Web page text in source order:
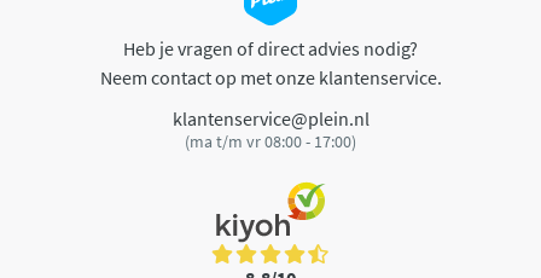
Heb je vragen of direct advies nodig?
Neem contact op met onze klantenservice.
klantenservice@plein.nl
(ma t/m vr 08:00 - 17:00)